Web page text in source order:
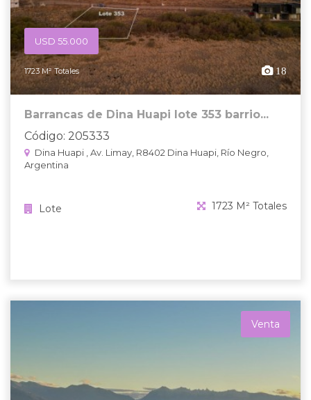
USD 55.000
1723 M² Totales 18
Barrancas de Dina Huapi lote 353 barrio...
Código: 205333
Dina Huapi , Av. Limay, R8402 Dina Huapi, Río Negro,
Argentina
Lote 1723 M² Totales
Venta